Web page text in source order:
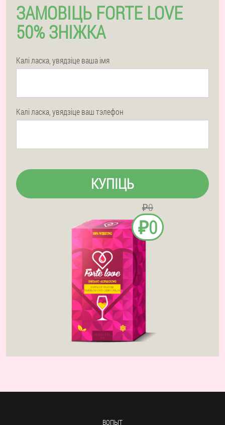
ЗАМОВІЦЬ FORTE LOVE
50% ЗНІЖКА
Калі ласка, увядзіце ваша імя
Калі ласка, увядзіце ваш тэлефон
КУПІЦЬ
₽0
₽0
ВОПЫТ